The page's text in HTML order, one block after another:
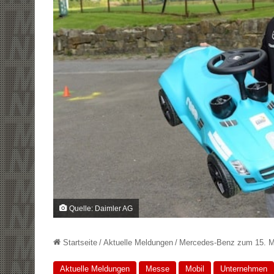
Quelle: Daimler AG
Startseite / Aktuelle Meldungen / Mercedes-Benz zum 15.
Aktuelle Meldungen Messe Mobil Unternehmen